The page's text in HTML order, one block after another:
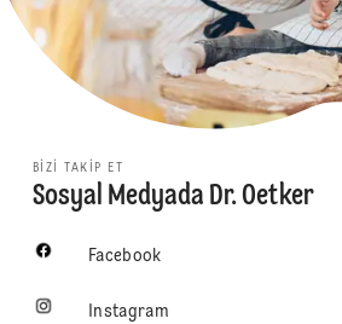
BIZI TAKIP ET
Sosyal Medyada Dr. Oetker
Facebook
Instagram